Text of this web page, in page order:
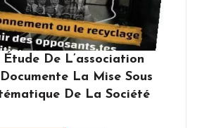
Étude De L’association
La Mise Sous
De La Société